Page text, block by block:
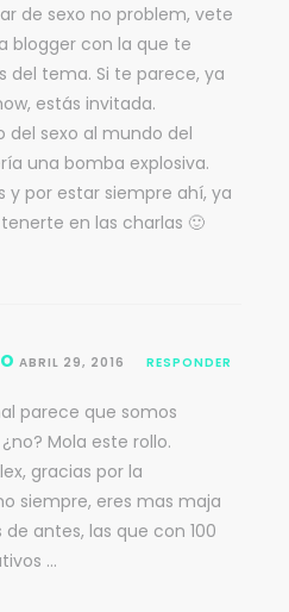
de sexo no problem, vete
blogger con la que te
del tema. Si te parece, ya
estás invitada.
del sexo al mundo del
una bomba explosiva.
y por estar siempre ahí, ya
en las charlas 🙂
ABRIL 29, 2016 RESPONDER
parece que somos
Mola este rollo.
gracias por la
siempre, eres mas maja
antes, las que con 100
…